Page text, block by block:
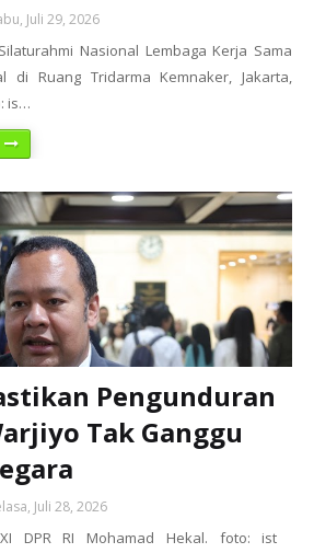
Juli 29, 2026
Nasional Lembaga Kerja Sama
di Ruang Tridarma Kemnaker, Jakarta,
is…
Pengunduran
Tak Ganggu
Juli 28, 2026
DPR RI Mohamad Hekal. foto: ist